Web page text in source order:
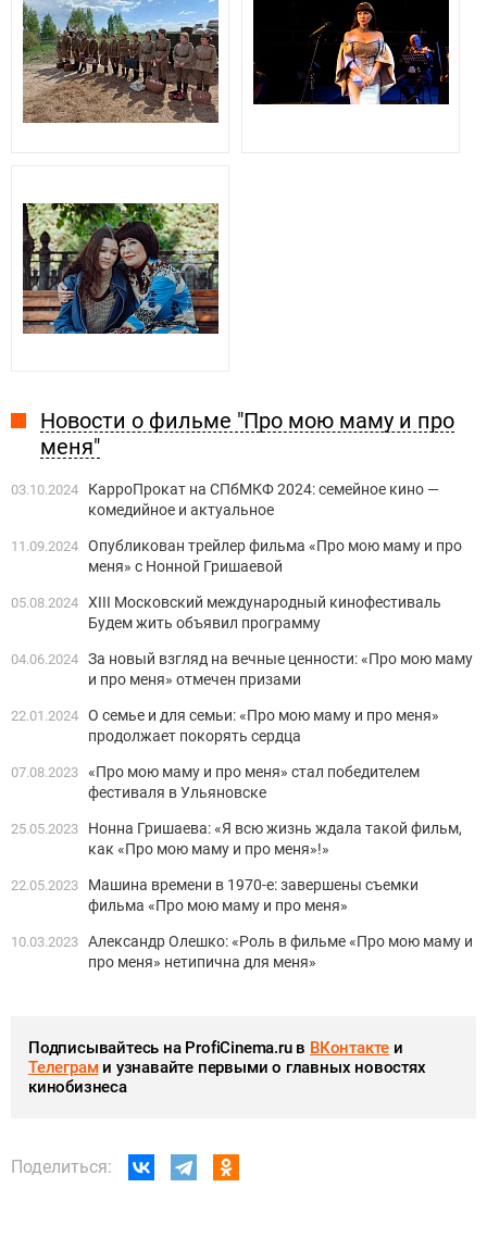
Новости о фильме "Про мою маму и про
меня"
03.10.2024
КарроПрокат на СПбМКФ 2024: семейное кино —
комедийное и актуальное
11.09.2024 Опубликован трейлер фильма «Про мою маму и про
меня» с Нонной Гришаевой
05.08.2024 ХIII Московский международный кинофестиваль
Будем жить объявил программу
04.06.2024 За новый взгляд на вечные ценности: «Про мою маму
и про меня» отмечен призами
22.01.2024 О семье и для семьи: «Про мою маму и про меня»
продолжает покорять сердца
07.08.2023 «Про мою маму и про меня» стал победителем
фестиваля в Ульяновске
25.05.2023
Нонна Гришаева: «Я всю жизнь ждала такой фильм,
как «Про мою маму и про меня»!»
22.05.2023
Машина времени в 1970-е: завершены съемки
фильма «Про мою маму и про меня»
10.03.2023 Александр Олешко: «Роль в фильме «Про мою маму и
про меня» нетипична для меня»
Подписывайтесь на ProfiCinema.ru в ВКонтакте и
Телеграми узнавайте первыми о главных новостях
кинобизнеса
Поделиться: